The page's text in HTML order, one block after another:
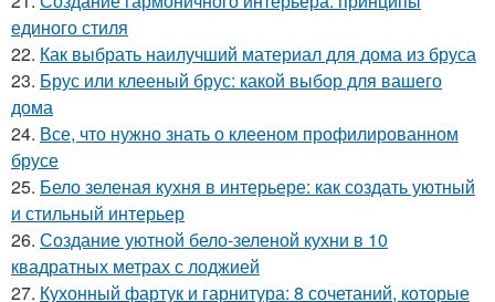
единого стиля
22. Как выбрать наилучший материал для дома из бруса
23. Брус или клееный брус: какой выбор для вашего
дома
24. Все, что нужно знать о клееном профилированном
брусе
25. Бело зеленая кухня в интерьере: как создать уютный
и стильный интерьер
26. Создание уютной бело-зеленой кухни в 10
квадратных метрах с лоджией
27. Кухонный фартук и гарнитура: 8 сочетаний, которые